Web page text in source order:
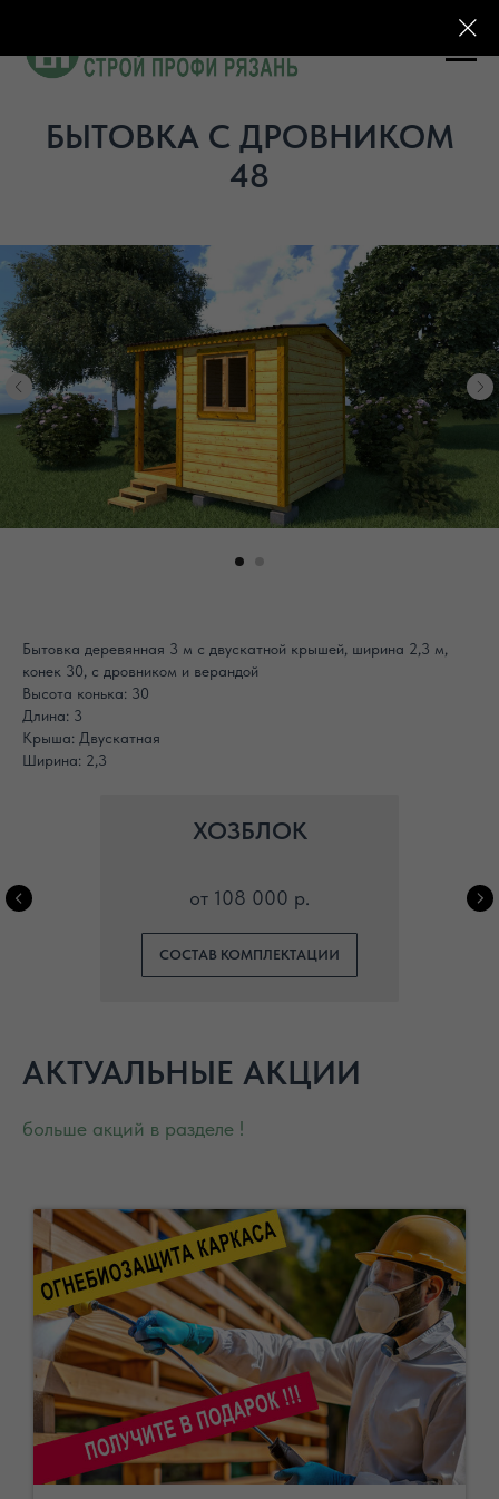
БЫТОВКА С ДРОВНИКОМ
48
Бытовка деревянная 3 м с двускатной крышей, ширина 2,3 м,
конек 30, с дровником и верандой
Высота конька: 30
Длина: 3
Крыша: Двускатная
Ширина: 2,3
ХОЗБЛОК
от 108 000 р.
СОСТАВ КОМПЛЕКТАЦИИ
АКТУАЛЬНЫЕ АКЦИИ
больше акций в разделе !